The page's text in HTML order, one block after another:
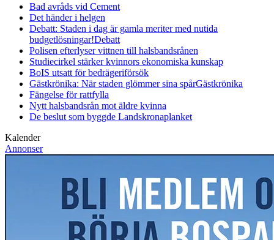
Bad avråds vid Cement
Det händer i helgen
Debatt: Staden i dag är gamla meriter med nutida
budgetlösningar!Debatt
Polisen efterlyser vittnen till halsbandsrånen
Studiecirkel stärker kvinnors ekonomiska kunskap
BoIS utsatt för bedrägeriförsök
Gästkrönika: När staden glömmer sina spårGästkrönika
Fängelse för rattfylla
Nytt halsbandsrån mot äldre kvinna
De beslut som byggde Landskronaplanket
Kalender
Annonser